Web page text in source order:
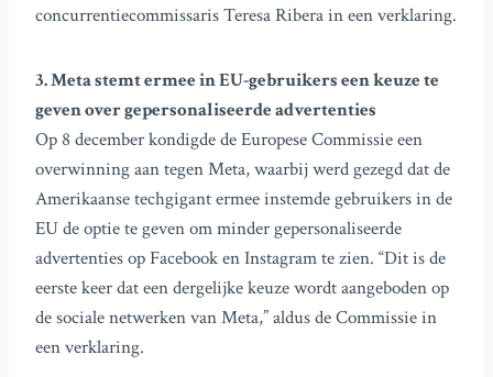
concurrentiecommissaris Teresa Ribera in een verklaring.
3. Meta stemt ermee in EU-gebruikers een keuze te
geven over gepersonaliseerde advertenties
Op 8 december kondigde de Europese Commissie een
overwinning aan tegen Meta, waarbij werd gezegd dat de
Amerikaanse techgigant ermee instemde gebruikers in de
EU de optie te geven om minder gepersonaliseerde
advertenties op Facebook en Instagram te zien. “Dit is de
eerste keer dat een dergelijke keuze wordt aangeboden op
de sociale netwerken van Meta,” aldus de Commissie in
een verklaring.